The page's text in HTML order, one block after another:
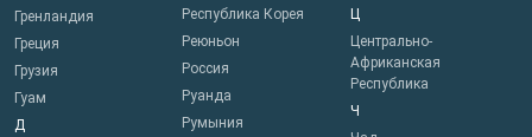
Гренландия
Греция
Грузия
Гуам
Д
Республика Корея
Реюньон
Россия
Руанда
Румыния
Ц
Центрально-
Африканская
Республика
Ч